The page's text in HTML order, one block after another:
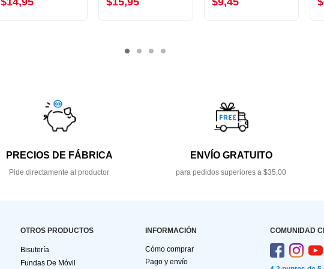
PRECIOS DE FÁBRICA
Pide directamente al productor
ENVÍO GRATUITO
para pedidos superiores a $35,00
OTROS PRODUCTOS
Bisutería
Fundas De Móvil
INFORMACIÓN
Cómo comprar
Pago y envío
COMUNIDAD